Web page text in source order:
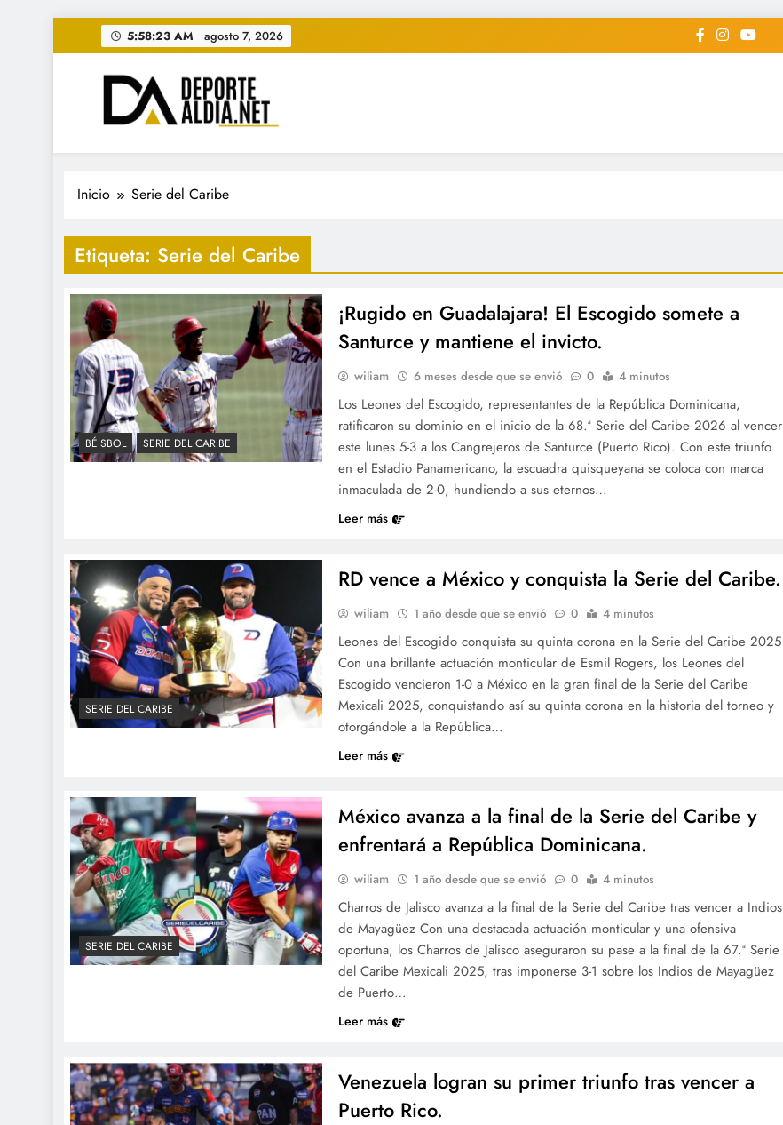
al
contenido
5:58:24 AM agosto 7, 2026
• DEPORTE AL DIA • "Periodico Deportivo Digital"
www.deportealdia.net #deportealdia #deportealdiard #deportealdiaperiodico
Inicio Serie del Caribe
Etiqueta: Serie del Caribe
BÉISBOL SERIE DEL CARIBE
¡Rugido en Guadalajara! El Escogido somete a
Santurce y mantiene el invicto.
wiliam 6 meses desde que se envió 0 4 minutos
Los Leones del Escogido, representantes de la República Dominicana,
ratificaron su dominio en el inicio de la 68.ª Serie del Caribe 2026 al vencer
este lunes 5-3 a los Cangrejeros de Santurce (Puerto Rico). Con este triunfo
en el Estadio Panamericano, la escuadra quisqueyana se coloca con marca
inmaculada de 2-0, hundiendo a sus eternos…
Leer más
SERIE DEL CARIBE
RD vence a México y conquista la Serie del Caribe.
wiliam 1 año desde que se envió 0 4 minutos
Leones del Escogido conquista su quinta corona en la Serie del Caribe 2025
Con una brillante actuación monticular de Esmil Rogers, los Leones del
Escogido vencieron 1-0 a México en la gran final de la Serie del Caribe
Mexicali 2025, conquistando así su quinta corona en la historia del torneo y
otorgándole a la República…
Leer más
SERIE DEL CARIBE
México avanza a la final de la Serie del Caribe y
enfrentará a República Dominicana.
wiliam 1 año desde que se envió 0 4 minutos
Charros de Jalisco avanza a la final de la Serie del Caribe tras vencer a Indios
de Mayagüez Con una destacada actuación monticular y una ofensiva
oportuna, los Charros de Jalisco aseguraron su pase a la final de la 67.ª Serie
del Caribe Mexicali 2025, tras imponerse 3-1 sobre los Indios de Mayagüez
de Puerto…
Leer más
Venezuela logran su primer triunfo tras vencer a
Puerto Rico.